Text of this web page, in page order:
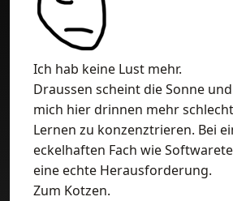
Ich hab keine Lust mehr.
Draussen scheint die Sonne
mich hier drinnen mehr
Lernen zu konzenztrieren. Bei
eckelhaften Fach wie
eine echte Herausforderung.
Zum Kotzen.